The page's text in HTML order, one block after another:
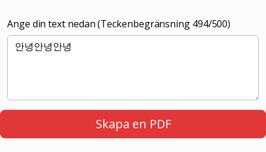
Ange din text nedan (Teckenbegränsning 494/500)
Skapa en PDF